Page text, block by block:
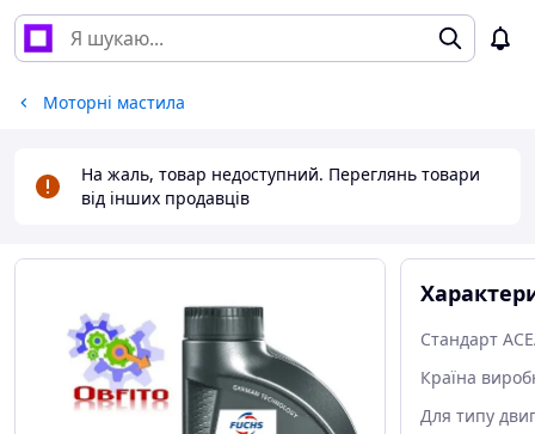
Моторні мастила
На жаль, товар недоступний. Переглянь товари
від інших продавців
Стандарт
Країна
Для типу